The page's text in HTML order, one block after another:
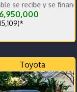
Se
y se financia
increiblenre
Toyota